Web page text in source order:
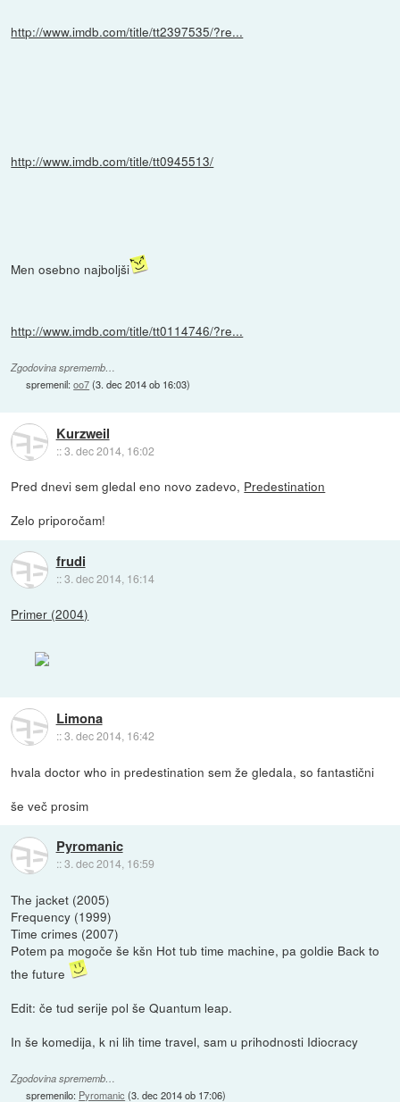
http://www.imdb.com/title/tt2397535/?re...
http://www.imdb.com/title/tt0945513/
Men osebno najboljši
http://www.imdb.com/title/tt0114746/?re...
Zgodovina sprememb…
spremenil:oo7(3. dec 2014 ob 16:03)
Kurzweil
::3. dec 2014, 16:02
Pred dnevi sem gledal eno novo zadevo, Predestination
Zelo priporočam!
frudi
::3. dec 2014, 16:14
Primer (2004)
Limona
::3. dec 2014, 16:42
hvala doctor who in predestination sem že gledala, so fantastični
še več prosim
Pyromanic
::3. dec 2014, 16:59
The jacket (2005)
Frequency (1999)
Time crimes (2007)
Potem pa mogoče še kšn Hot tub time machine, pa goldie Back to
the future
Edit: če tud serije pol še Quantum leap.
In še komedija, k ni lih time travel, sam u prihodnosti Idiocracy
Zgodovina sprememb…
spremenilo: Pyromanic (3. dec 2014 ob 17:06)